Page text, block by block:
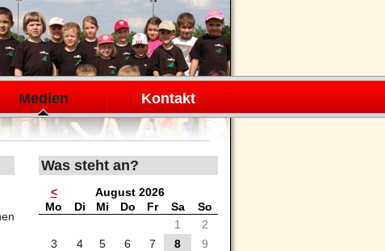
Medien Kontakt
Was steht an?
<
August 2026
Mo ntag
Di enstag
Mi ttwoch
Donnerstag
Freitag
Samstag
Sonntag
1
2
3
4 5 6 7 8
9